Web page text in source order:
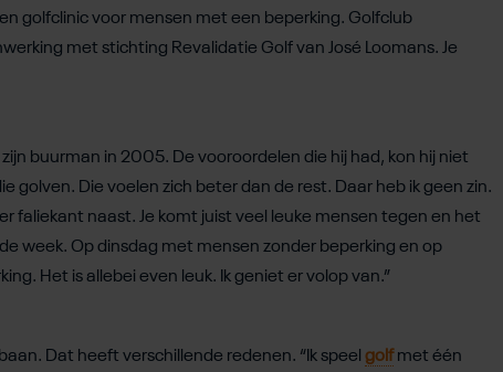
golfclinic voor mensen met een beperking. Golfclub
met stichting Revalidatie Golf van José Loomans. Je
buurman in 2005. De vooroordelen die hij had, kon hij niet
golven. Die voelen zich beter dan de rest. Daar heb ik geen zin.
faliekant naast. Je komt juist veel leuke mensen tegen en het
week. Op dinsdag met mensen zonder beperking en op
Het is allebei even leuk. Ik geniet er volop van.”
Dat heeft verschillende redenen. “Ik speel golfmet één